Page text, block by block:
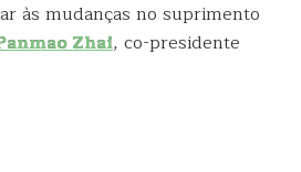
às mudanças no suprimento
Zhai, co-presidente